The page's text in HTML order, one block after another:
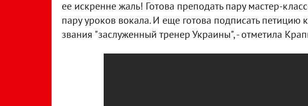
ее искренне жаль! Готова преподать пару мастер-
пару уроков вокала. И еще готова подписать петицию
звания "заслуженный тренер Украины", - отметила